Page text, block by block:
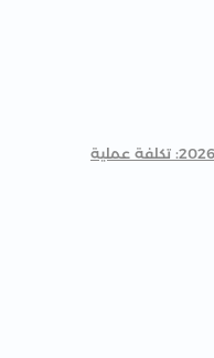
سعر عملية الجسم الزجاجي في العين 2026: تكلفة عملية